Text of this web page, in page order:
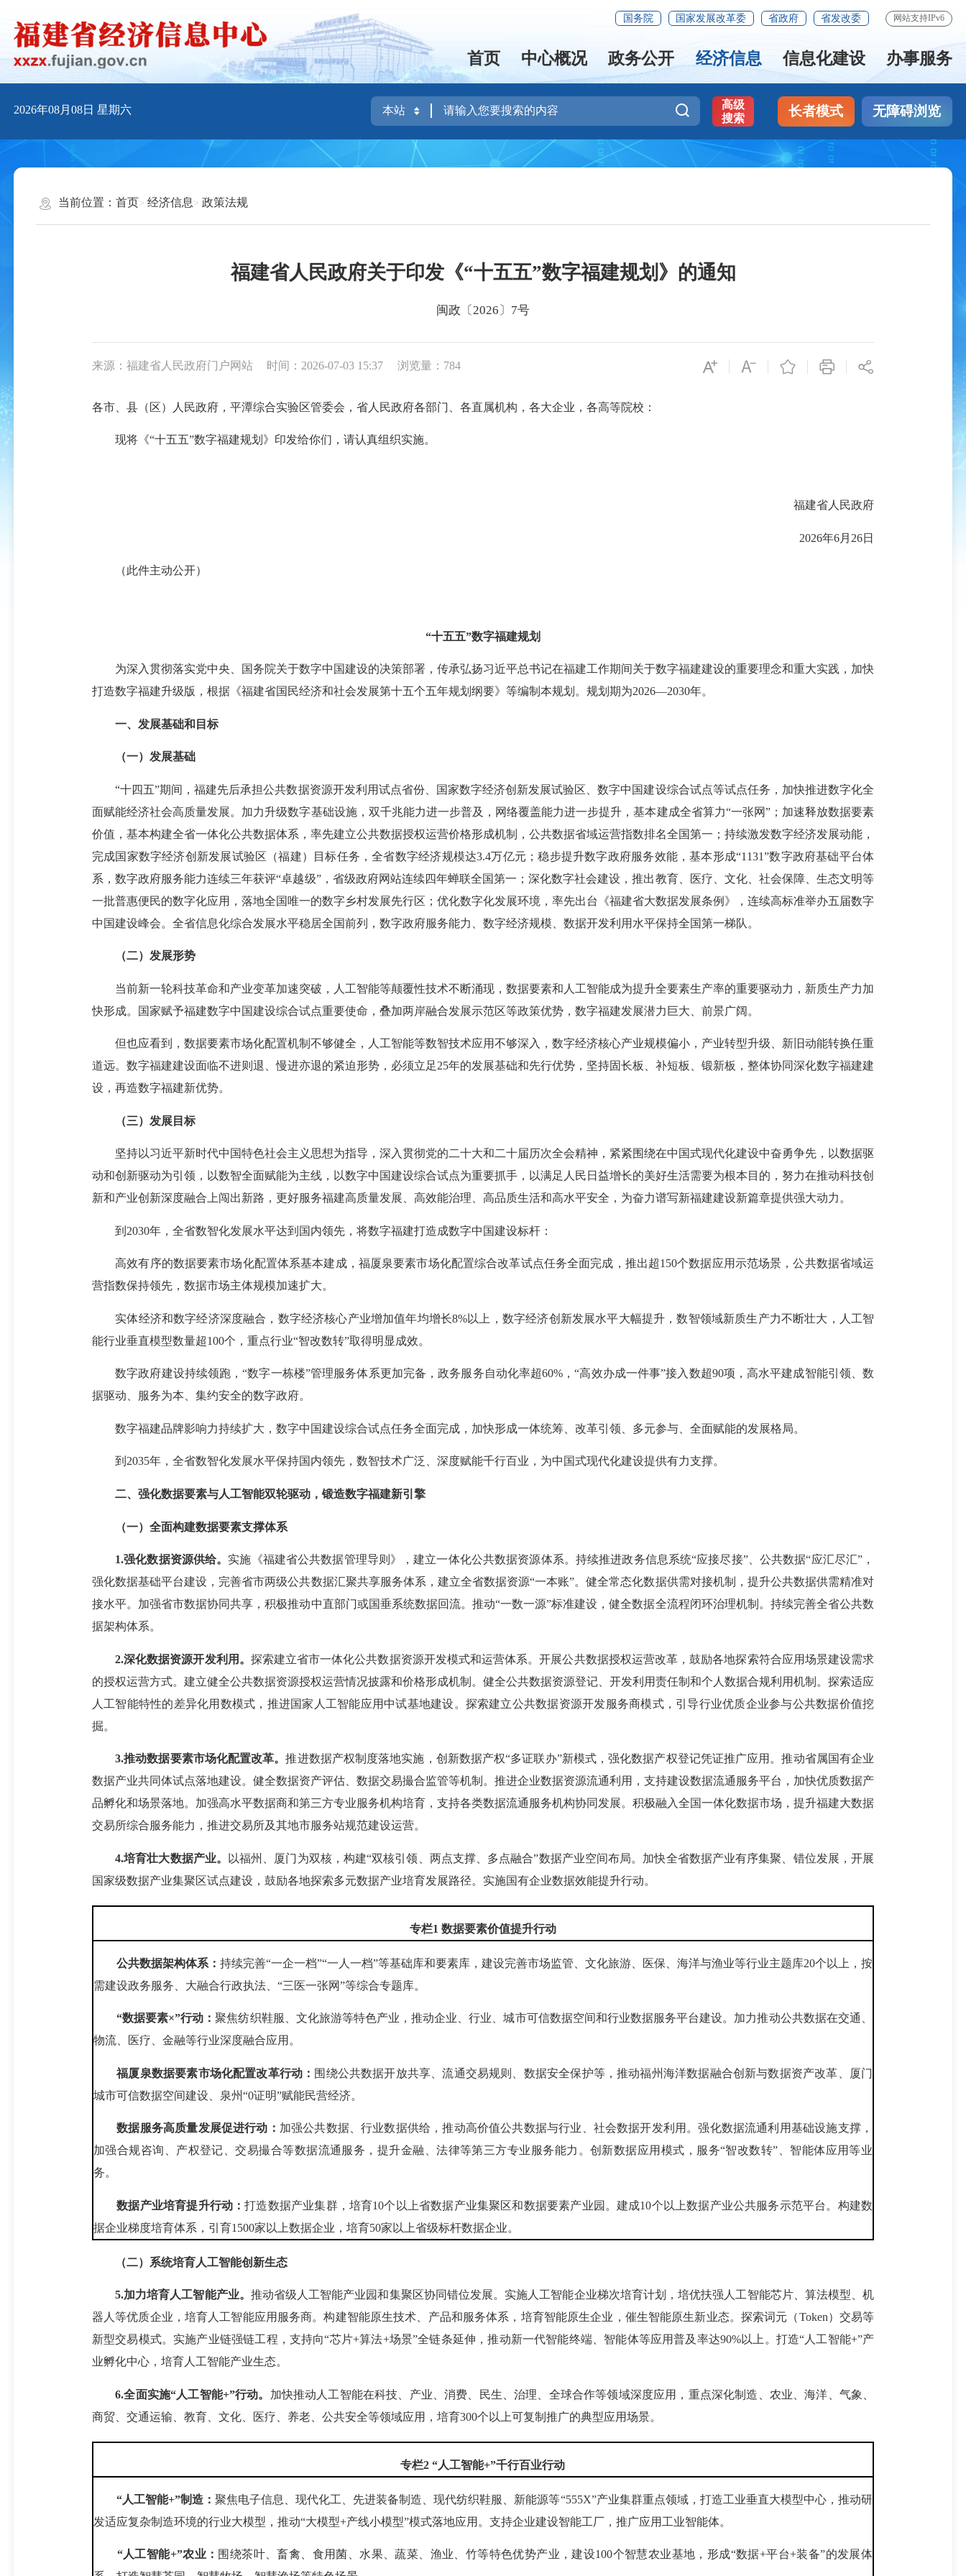
国务院 国家发展改革委 省政府 省发改委 网站支持IPv6
首页 中心概况 政务公开 经济信息 信息化建设 办事服务
2026年08月08日 星期六
高级
搜索
长者模式 无障碍浏览
当前位置： 首页 经济信息 政策法规
福建省人民政府关于印发《“十五五”数字福建规划》的通知
闽政〔2026〕7号
来源：福建省人民政府门户网站 时间：2026-07-03 15:37 浏览量：784
各市、县（区）人民政府，平潭综合实验区管委会，省人民政府各部门、各直属机构，各大企业，各高等院校：
现将《“十五五”数字福建规划》印发给你们，请认真组织实施。
福建省人民政府
2026年6月26日
（此件主动公开）
“十五五”数字福建规划
为深入贯彻落实党中央、国务院关于数字中国建设的决策部署，传承弘扬习近平总书记在福建工作期间关于数字福建建设的重要理念和重大实践，加快
打造数字福建升级版，根据《福建省国民经济和社会发展第十五个五年规划纲要》等编制本规划。规划期为2026—2030年。
一、发展基础和目标
（一）发展基础
“十四五”期间，福建先后承担公共数据资源开发利用试点省份、国家数字经济创新发展试验区、数字中国建设综合试点等试点任务，加快推进数字化全
面赋能经济社会高质量发展。加力升级数字基础设施，双千兆能力进一步普及，网络覆盖能力进一步提升，基本建成全省算力“一张网”；加速释放数据要素
价值，基本构建全省一体化公共数据体系，率先建立公共数据授权运营价格形成机制，公共数据省域运营指数排名全国第一；持续激发数字经济发展动能，
完成国家数字经济创新发展试验区（福建）目标任务，全省数字经济规模达3.4万亿元；稳步提升数字政府服务效能，基本形成“1131”数字政府基础平台体
系，数字政府服务能力连续三年获评“卓越级”，省级政府网站连续四年蝉联全国第一；深化数字社会建设，推出教育、医疗、文化、社会保障、生态文明等
一批普惠便民的数字化应用，落地全国唯一的数字乡村发展先行区；优化数字化发展环境，率先出台《福建省大数据发展条例》，连续高标准举办五届数字
中国建设峰会。全省信息化综合发展水平稳居全国前列，数字政府服务能力、数字经济规模、数据开发利用水平保持全国第一梯队。
（二）发展形势
当前新一轮科技革命和产业变革加速突破，人工智能等颠覆性技术不断涌现，数据要素和人工智能成为提升全要素生产率的重要驱动力，新质生产力加
快形成。国家赋予福建数字中国建设综合试点重要使命，叠加两岸融合发展示范区等政策优势，数字福建发展潜力巨大、前景广阔。
但也应看到，数据要素市场化配置机制不够健全，人工智能等数智技术应用不够深入，数字经济核心产业规模偏小，产业转型升级、新旧动能转换任重
道远。数字福建建设面临不进则退、慢进亦退的紧迫形势，必须立足25年的发展基础和先行优势，坚持固长板、补短板、锻新板，整体协同深化数字福建建
设，再造数字福建新优势。
（三）发展目标
坚持以习近平新时代中国特色社会主义思想为指导，深入贯彻党的二十大和二十届历次全会精神，紧紧围绕在中国式现代化建设中奋勇争先，以数据驱
动和创新驱动为引领，以数智全面赋能为主线，以数字中国建设综合试点为重要抓手，以满足人民日益增长的美好生活需要为根本目的，努力在推动科技创
新和产业创新深度融合上闯出新路，更好服务福建高质量发展、高效能治理、高品质生活和高水平安全，为奋力谱写新福建建设新篇章提供强大动力。
到2030年，全省数智化发展水平达到国内领先，将数字福建打造成数字中国建设标杆：
高效有序的数据要素市场化配置体系基本建成，福厦泉要素市场化配置综合改革试点任务全面完成，推出超150个数据应用示范场景，公共数据省域运
营指数保持领先，数据市场主体规模加速扩大。
实体经济和数字经济深度融合，数字经济核心产业增加值年均增长8%以上，数字经济创新发展水平大幅提升，数智领域新质生产力不断壮大，人工智
能行业垂直模型数量超100个，重点行业“智改数转”取得明显成效。
数字政府建设持续领跑，“数字一栋楼”管理服务体系更加完备，政务服务自动化率超60%，“高效办成一件事”接入数超90项，高水平建成智能引领、数
据驱动、服务为本、集约安全的数字政府。
数字福建品牌影响力持续扩大，数字中国建设综合试点任务全面完成，加快形成一体统筹、改革引领、多元参与、全面赋能的发展格局。
到2035年，全省数智化发展水平保持国内领先，数智技术广泛、深度赋能千行百业，为中国式现代化建设提供有力支撑。
二、强化数据要素与人工智能双轮驱动，锻造数字福建新引擎
（一）全面构建数据要素支撑体系
1.强化数据资源供给。 实施《福建省公共数据管理导则》，建立一体化公共数据资源体系。持续推进政务信息系统“应接尽接”、公共数据“应汇尽汇”，
强化数据基础平台建设，完善省市两级公共数据汇聚共享服务体系，建立全省数据资源“一本账”。健全常态化数据供需对接机制，提升公共数据供需精准对
接水平。加强省市数据协同共享，积极推动中直部门或国垂系统数据回流。推动“一数一源”标准建设，健全数据全流程闭环治理机制。持续完善全省公共数
据架构体系。
2.深化数据资源开发利用。 探索建立省市一体化公共数据资源开发模式和运营体系。开展公共数据授权运营改革，鼓励各地探索符合应用场景建设需求
的授权运营方式。建立健全公共数据资源授权运营情况披露和价格形成机制。健全公共数据资源登记、开发利用责任制和个人数据合规利用机制。探索适应
人工智能特性的差异化用数模式，推进国家人工智能应用中试基地建设。探索建立公共数据资源开发服务商模式，引导行业优质企业参与公共数据价值挖
掘。
3.推动数据要素市场化配置改革。推进数据产权制度落地实施，创新数据产权“多证联办”新模式，强化数据产权登记凭证推广应用。推动省属国有企业
数据产业共同体试点落地建设。健全数据资产评估、数据交易撮合监管等机制。推进企业数据资源流通利用，支持建设数据流通服务平台，加快优质数据产
品孵化和场景落地。加强高水平数据商和第三方专业服务机构培育，支持各类数据流通服务机构协同发展。积极融入全国一体化数据市场，提升福建大数据
交易所综合服务能力，推进交易所及其地市服务站规范建设运营。
4.培育壮大数据产业。
以福州、厦门为双核，构建“双核引领、两点支撑、多点融合”数据产业空间布局。加快全省数据产业有序集聚、错位发展，开展
国家级数据产业集聚区试点建设，鼓励各地探索多元数据产业培育发展路径。实施国有企业数据效能提升行动。
专栏1 数据要素价值提升行动
公共数据架构体系： 持续完善“一企一档”“一人一档”等基础库和要素库，建设完善市场监管、文化旅游、医保、海洋与渔业等行业主题库20个以上，按
需建设政务服务、大融合行政执法、“三医一张网”等综合专题库。
“数据要素×”行动：聚焦纺织鞋服、文化旅游等特色产业，推动企业、行业、城市可信数据空间和行业数据服务平台建设。加力推动公共数据在交通、
物流、医疗、金融等行业深度融合应用。
福厦泉数据要素市场化配置改革行动： 围绕公共数据开放共享、流通交易规则、数据安全保护等，推动福州海洋数据融合创新与数据资产改革、厦门
城市可信数据空间建设、泉州“0证明”赋能民营经济。
数据服务高质量发展促进行动： 加强公共数据、行业数据供给，推动高价值公共数据与行业、社会数据开发利用。强化数据流通利用基础设施支撑，
加强合规咨询、产权登记、交易撮合等数据流通服务，提升金融、法律等第三方专业服务能力。创新数据应用模式，服务“智改数转”、智能体应用等业
务。
数据产业培育提升行动：打造数据产业集群，培育10个以上省数据产业集聚区和数据要素产业园。建成10个以上数据产业公共服务示范平台。构建数
据企业梯度培育体系，引育1500家以上数据企业，培育50家以上省级标杆数据企业。
（二）系统培育人工智能创新生态
5.加力培育人工智能产业。 推动省级人工智能产业园和集聚区协同错位发展。实施人工智能企业梯次培育计划，培优扶强人工智能芯片、算法模型、机
器人等优质企业，培育人工智能应用服务商。构建智能原生技术、产品和服务体系，培育智能原生企业，催生智能原生新业态。探索词元（Token）交易等
新型交易模式。实施产业链强链工程，支持向“芯片+算法+场景”全链条延伸，推动新一代智能终端、智能体等应用普及率达90%以上。打造“人工智能+”产
业孵化中心，培育人工智能产业生态。
6.全面实施“人工智能+”行动。 加快推动人工智能在科技、产业、消费、民生、治理、全球合作等领域深度应用，重点深化制造、农业、海洋、气象、
商贸、交通运输、教育、文化、医疗、养老、公共安全等领域应用，培育300个以上可复制推广的典型应用场景。
专栏2 “人工智能+”千行百业行动
“人工智能+”制造：聚焦电子信息、现代化工、先进装备制造、现代纺织鞋服、新能源等“555X”产业集群重点领域，打造工业垂直大模型中心，推动研
发适应复杂制造环境的行业大模型，推动“大模型+产线小模型”模式落地应用。支持企业建设智能工厂，推广应用工业智能体。
“人工智能+”农业： 围绕茶叶、畜禽、食用菌、水果、蔬菜、渔业、竹等特色优势产业，建设100个智慧农业基地，形成“数据+平台+装备”的发展体